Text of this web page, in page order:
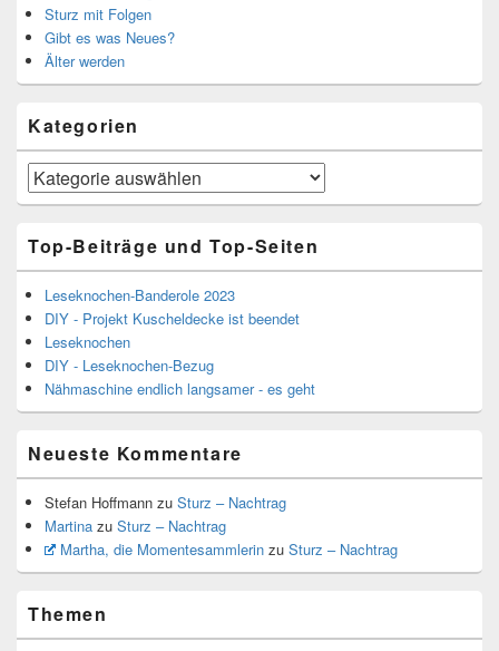
Sturz mit Folgen
Gibt es was Neues?
Älter werden
Kategorien
Kategorien
Top-Beiträge und Top-Seiten
Leseknochen-Banderole 2023
DIY - Projekt Kuscheldecke ist beendet
Leseknochen
DIY - Leseknochen-Bezug
Nähmaschine endlich langsamer - es geht
Neueste Kommentare
Stefan Hoffmann zu Sturz – Nachtrag
Martina zu Sturz – Nachtrag
Martha, die Momentesammlerinzu Sturz – Nachtrag
Themen